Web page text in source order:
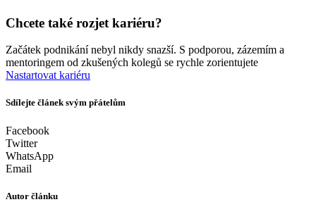
Chcete také rozjet kariéru?
Začátek podnikání nebyl nikdy snazší. S podporou, zázemím a
mentoringem od zkušených kolegů se rychle zorientujete
Nastartovat kariéru
Sdílejte článek svým přátelům
Facebook
Twitter
WhatsApp
Email
Autor článku